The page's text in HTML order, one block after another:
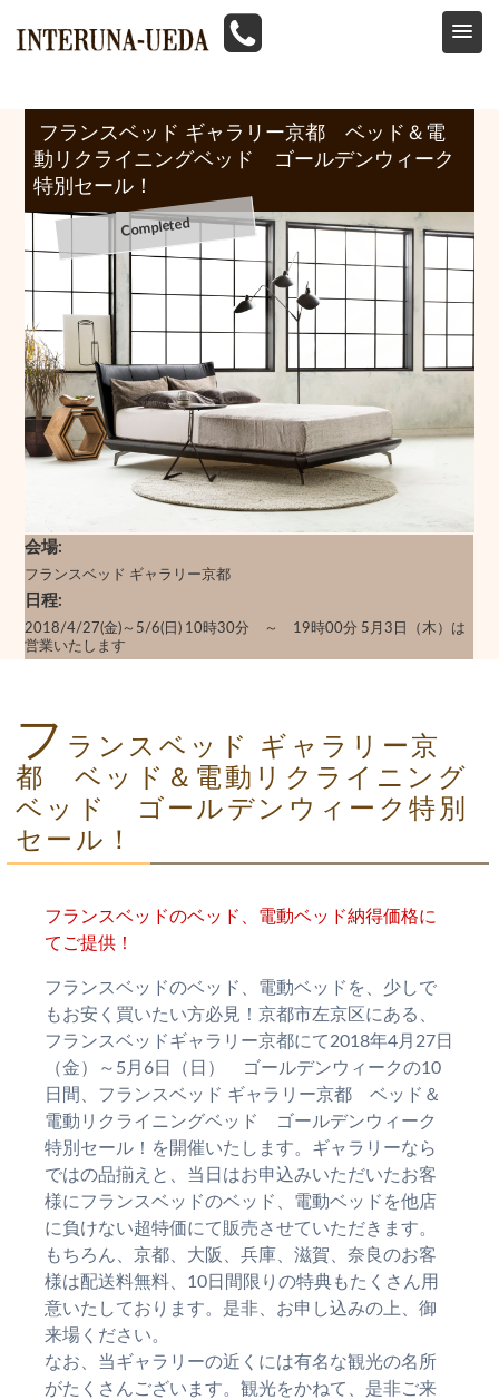
HOME >イベント情報 >フランスベッド
フランスベッド ギャラリー京都 ベッド＆電動リクライニングベッド ゴールデンウィーク特別セール！
フランスベッド ギャラリー京都 ベッド＆電
動リクライニングベッド ゴールデンウィーク
特別セール！
会場
フランスベッド ギャラリー京都
日程
2018/4/27(金)～5/6(日) 10時30分 ～ 19時00分 5月3日（木）は
営業いたします
フ ランスベッド ギャラリー京
都 ベッド＆電動リクライニング
ベッド ゴールデンウィーク特別
セール！
フランスベッドのベッド、電動ベッド納得価格に
てご提供！
フランスベッドのベッド、電動ベッドを、少しで
もお安く買いたい方必見！京都市左京区にある、
フランスベッドギャラリー京都にて2018年4月27日
（金）～5月6日（日） ゴールデンウィークの10
日間、フランスベッド ギャラリー京都 ベッド＆
電動リクライニングベッド ゴールデンウィーク
特別セール！を開催いたします。ギャラリーなら
ではの品揃えと、当日はお申込みいただいたお客
様にフランスベッドのベッド、電動ベッドを他店
に負けない超特価にて販売させていただきます。
もちろん、京都、大阪、兵庫、滋賀、奈良のお客
様は配送料無料、10日間限りの特典もたくさん用
意いたしております。是非、お申し込みの上、御
来場ください。
なお、当ギャラリーの近くには有名な観光の名所
がたくさんございます。観光をかねて、是非ご来